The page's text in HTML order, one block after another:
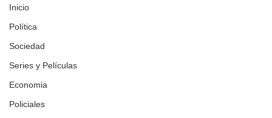
Inicio
Política
Sociedad
Series y Películas
Economia
Policiales